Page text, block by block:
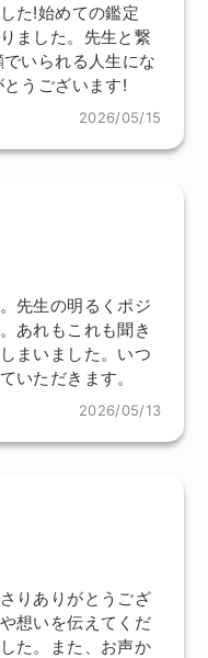
た!始めての鑑定
ました。先生と繋
いられる人生にな
うございます!
2026/05/15
先生の明るくポジ
あれもこれも聞き
まいました。いつ
いただきます。
2026/05/13
りありがとうござ
想いを伝えてくだ
た。また、お声か